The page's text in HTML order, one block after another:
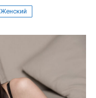
Женский